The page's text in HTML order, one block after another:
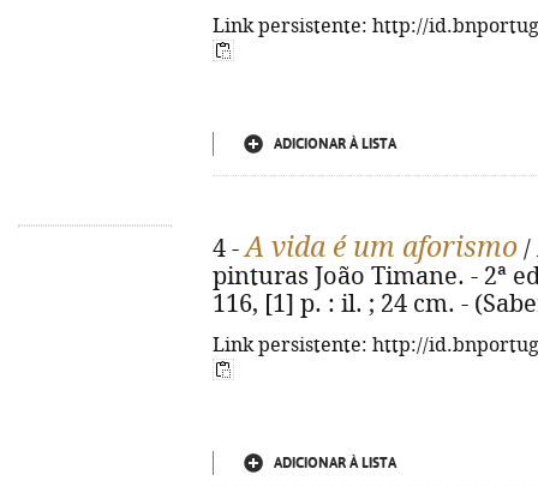
Link persistente: http://
ADICIONAR À LISTA
4 -A vida é um aforismo /
pinturas João Timane. - 2ª
116, [1] p. : il. ; 24 cm. -
Link persistente: http://
ADICIONAR À LISTA